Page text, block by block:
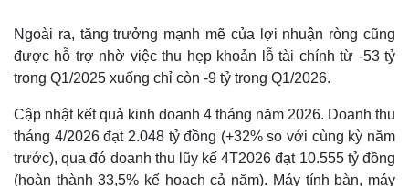
Ngoài ra, tăng trưởng mạnh mẽ của lợi nhuận ròng cũng
được hỗ trợ nhờ việc thu hẹp khoản lỗ tài chính từ -53 tỷ
trong Q1/2025 xuống chỉ còn -9 tỷ trong Q1/2026.
Cập nhật kết quả kinh doanh 4 tháng năm 2026. Doanh thu
tháng 4/2026 đạt 2.048 tỷ đồng (+32% so với cùng kỳ năm
trước), qua đó doanh thu lũy kế 4T2026 đạt 10.555 tỷ đồng
(hoàn thành 33,5% kế hoạch cả năm). Máy tính bàn, máy